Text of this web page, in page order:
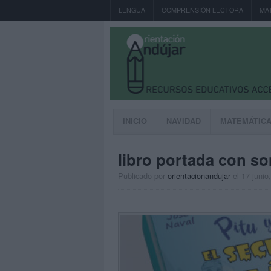
LENGUA COMPRENSIÓN LECTORA
INICIO NAVIDAD
libro portada con
Publicado por orientacionandujar el 17